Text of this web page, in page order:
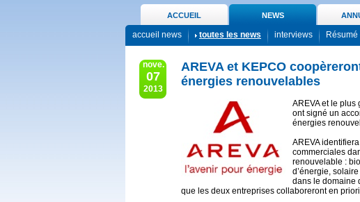
ACCUEIL NEWS
accueil news toutes les news interviews
nove.
07
2013
AREVA et KEPCO
énergies renouvelables
AREVA et le plus
ont signé un
énergies
AREVA
commerciales
renouvelable :
d’énergie,
dans le domaine
que les deux entreprises collaboreront en